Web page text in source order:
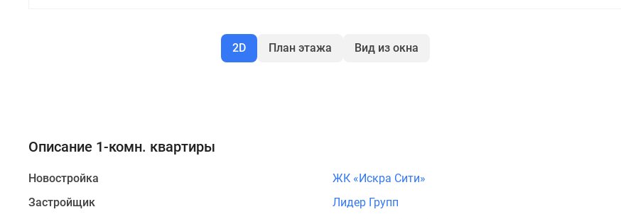
2D План этажа Вид из окна
Описание 1-комн. квартиры
Новостройка
ЖК «Искра Сити»
Застройщик
Лидер Групп